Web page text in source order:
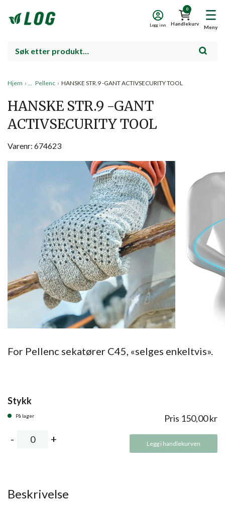
Meny
0
Handlekurv
Logg inn
Hjem › Pellenc › HANSKE STR.9 -GANT ACTIVSECURITY TOOL
HANSKE STR.9 -GANT
ACTIVSECURITY TOOL
Varenr: 674623
For Pellenc sekatører C45, «selges enkeltvis».
Stykk
På lager Pris 150,00kr
Legg i handlekurven
Beskrivelse